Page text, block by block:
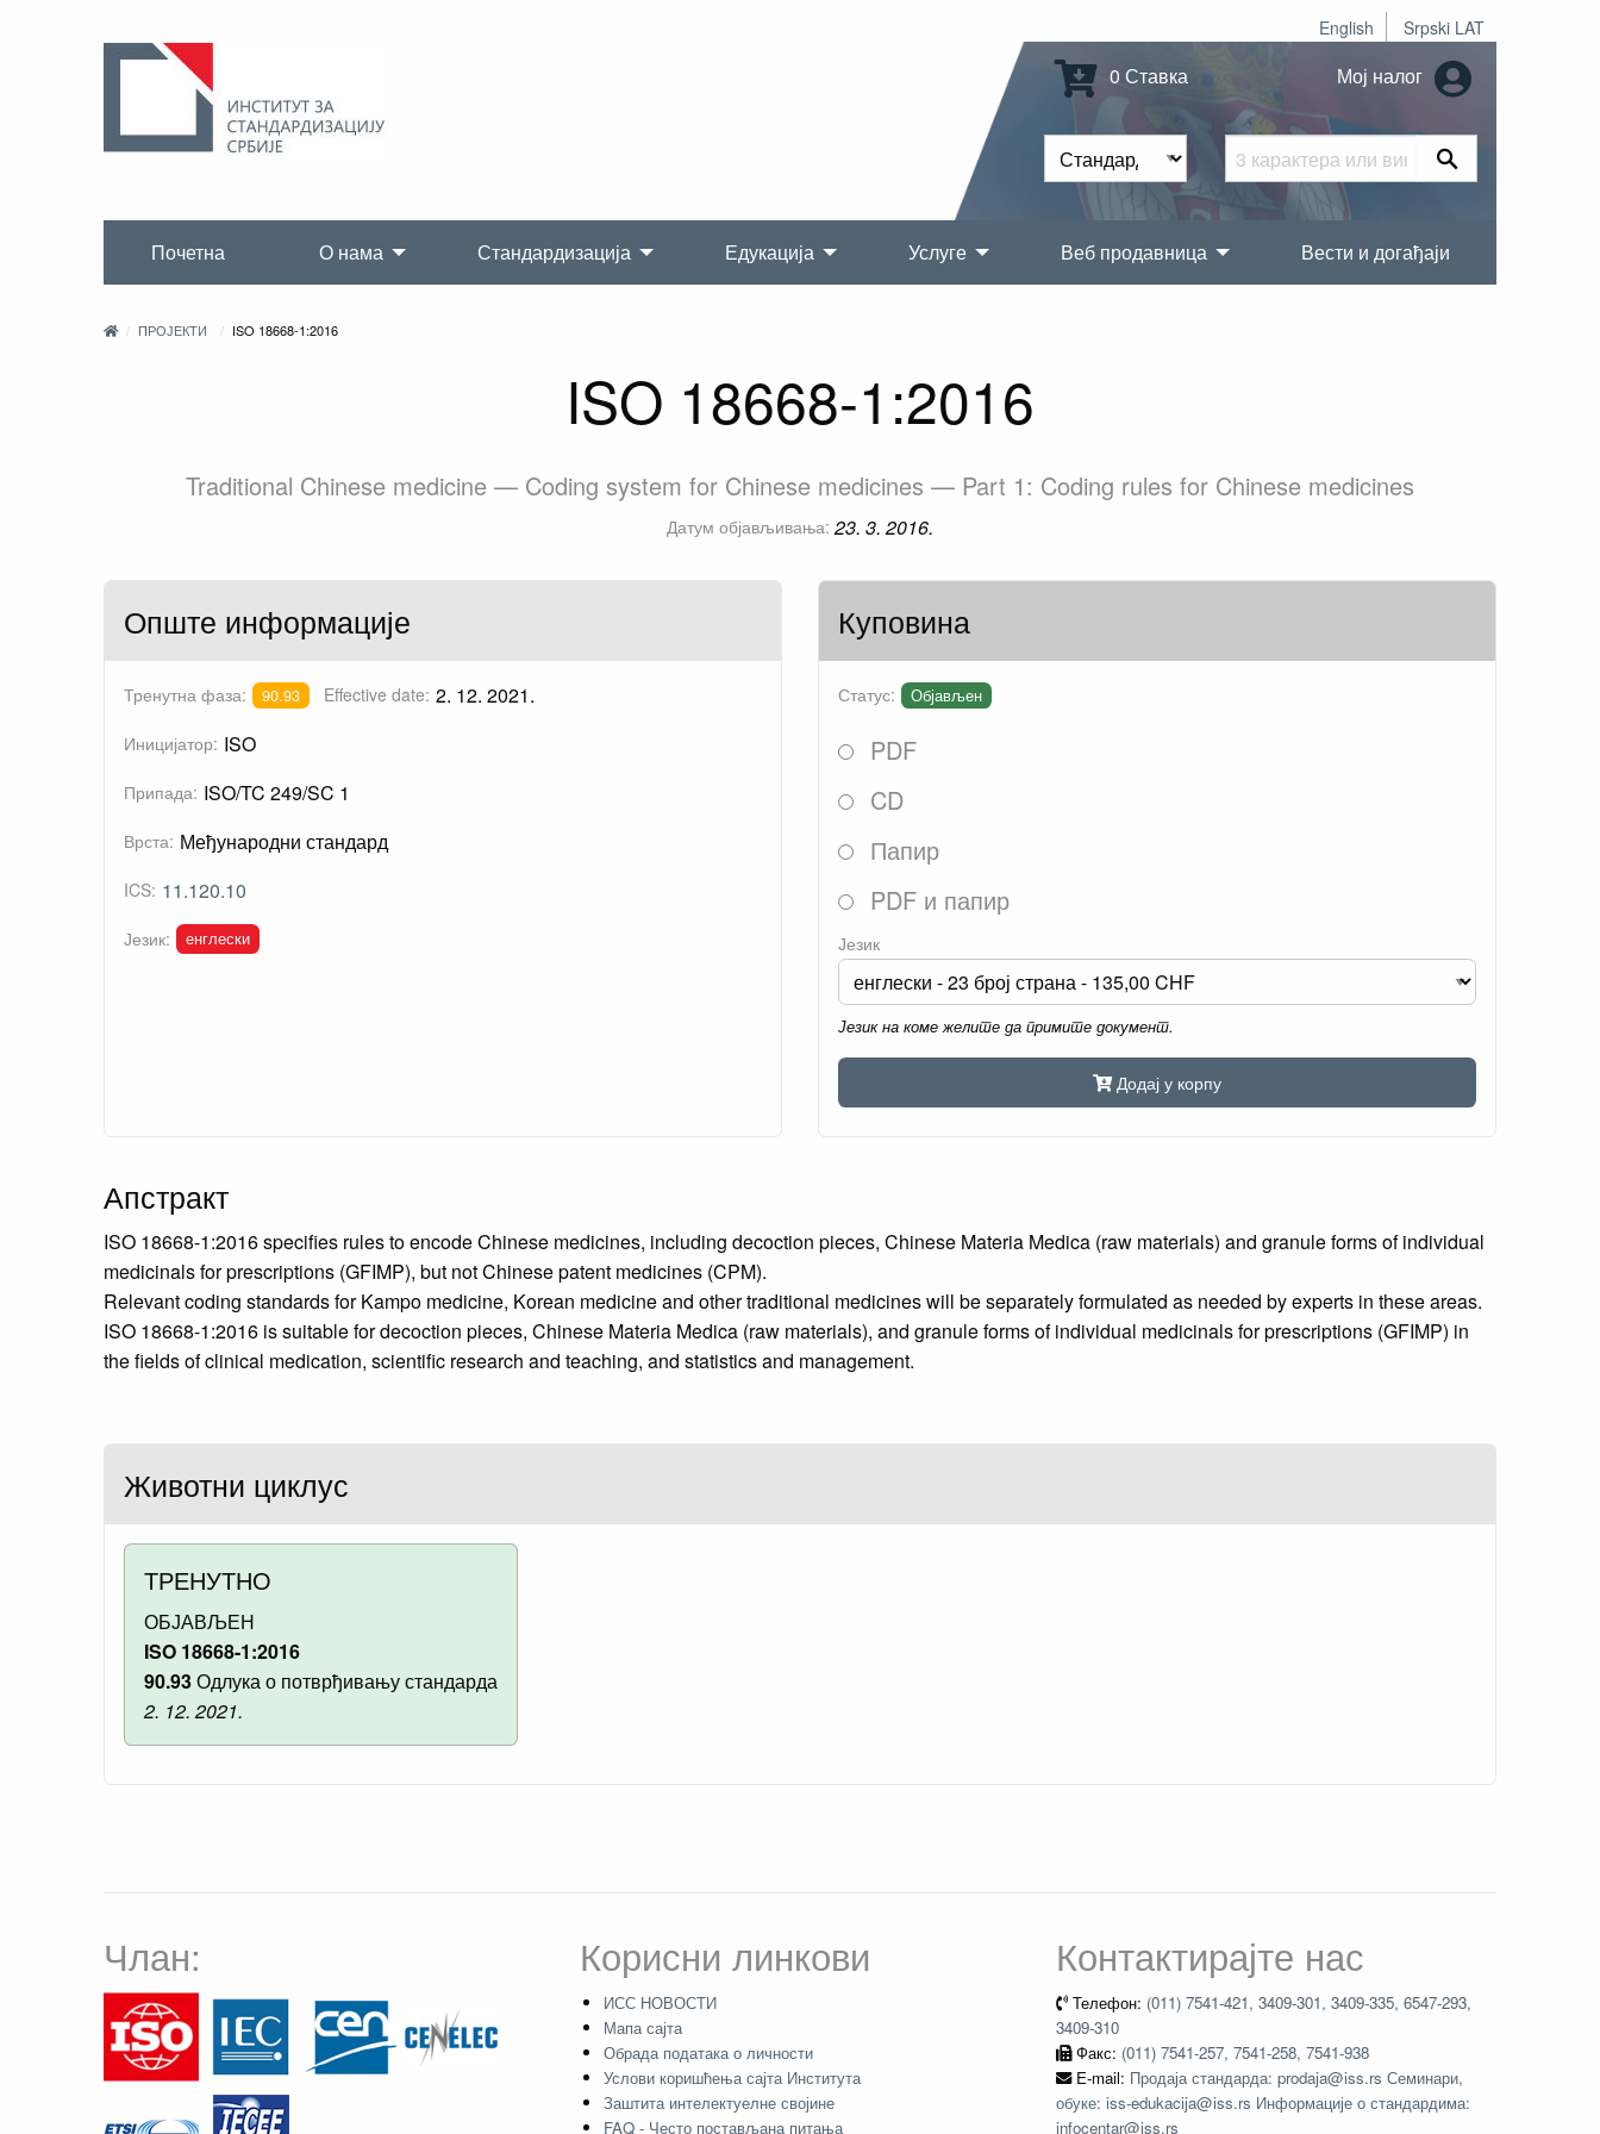
English Srpski LAT
0 Ставка Мој налог
Почетна О нама Стандардизација Едукација Услуге Веб продавница Вести и догађаји
ПРОЈЕКТИ ISO 18668-1:2016
ISO 18668-1:2016
Traditional Chinese medicine — Coding system for Chinese medicines — Part 1: Coding rules for Chinese medicines
Датум објављивања: 23. 3. 2016.
Опште информације
Тренутна фаза: 90.93 Effective date: 2. 12. 2021.
Иницијатор: ISO
Припада: ISO/TC 249/SC 1
Врста: Међународни стандард
ICS: 11.120.10
Језик: енглески
Куповина
Статус: Објављен
PDF
CD
Папир
PDF и папир
Језик
Језик на коме желите да примите документ.
Додај у корпу
Апстракт
ISO 18668-1:2016 specifies rules to encode Chinese medicines, including decoction pieces, Chinese Materia Medica (raw materials) and granule forms of individual
medicinals for prescriptions (GFIMP), but not Chinese patent medicines (CPM).
Relevant coding standards for Kampo medicine, Korean medicine and other traditional medicines will be separately formulated as needed by experts in these areas.
ISO 18668-1:2016 is suitable for decoction pieces, Chinese Materia Medica (raw materials), and granule forms of individual medicinals for prescriptions (GFIMP) in
the fields of clinical medication, scientific research and teaching, and statistics and management.
Животни циклус
ТРЕНУТНО
ОБЈАВЉЕН
ISO 18668-1:2016
90.93Одлука о потврђивању стандарда
2. 12. 2021.
Члан: Корисни линкови
ИСС НОВОСТИ
Мапа сајта
Обрада података о личности
Услови коришћења сајта Института
Заштита интелектуелне својине
FAQ - Често постављана питања
Контактирајте нас
Телефон: (011) 7541-421, 3409-301, 3409-335, 6547-293,
3409-310
Факс: (011) 7541-257, 7541-258, 7541-938
E-mail: Продаја стандарда: prodaja@iss.rs Семинари,
обуке: iss-edukacija@iss.rs Информације о стандардима:
infocentar@iss.rs